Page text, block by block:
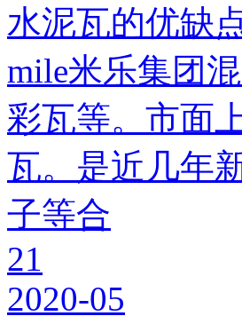
水泥瓦的优缺
mile米乐集团
彩瓦等。市面
瓦。是近几年
子等合
21
2020-05